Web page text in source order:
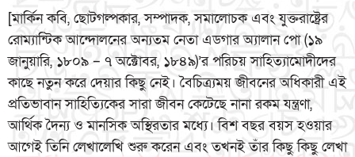
[মার্কিন কবি, ছোটগল্পকার, সম্পাদক, সমালোচক এবং যুক্তরাষ্ট্রের
রোম্যান্টিক আন্দোলনের অন্যতম নেতা এডগার অ্যালান পো (১৯
জানুয়ারি, ১৮০৯ – ৭ অক্টোবর, ১৮৪৯)’র পরিচয় সাহিত্যামোদীদের
কাছে নতুন করে দেয়ার কিছু নেই। বৈচিত্র্যময় জীবনের অধিকারী এই
প্রতিভাবান সাহিত্যিকের সারা জীবন কেটেছে নানা রকম যন্ত্রণা,
আর্থিক দৈন্য ও মানসিক অস্থিরতার মধ্যে। বিশ বছর বয়স হওয়ার
আগেই তিনি লেখালেখি শুরু করেন এবং তখনই তাঁর কিছু কিছু লেখা